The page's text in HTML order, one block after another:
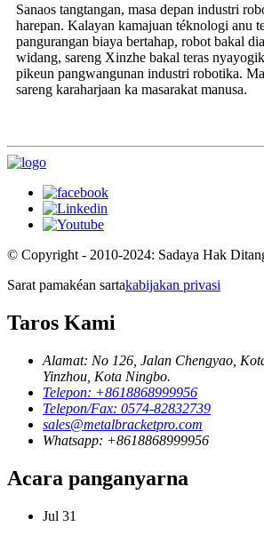
Sanaos tangtangan, masa depan industri
harepan. Kalayan kamajuan téknologi anu
pangurangan biaya bertahap, robot bakal
widang, sareng Xinzhe bakal teras
pikeun pangwangunan industri robotika.
sareng karaharjaan ka masarakat manusa.
© Copyright - 2010-2024: Sadaya Hak
Sarat pamakéan sartakabijakan privasi
Taros Kami
Alamat: No 126, Jalan Chengyao,
Yinzhou, Kota Ningbo.
Telepon: +8618868999956
Telepon/Fax: 0574-82832739
sales@metalbracketpro.com
Whatsapp: +8618868999956
Acara panganyarna
Jul 31